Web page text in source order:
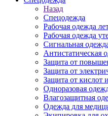
Назад
Спецодежда
Рабочая одежда
Рабочая одежда
Сигнальная
Антистатическая
Защита от
Защита от
Защита от кислот
Одноразовая
Влагозащитная
Одежда для